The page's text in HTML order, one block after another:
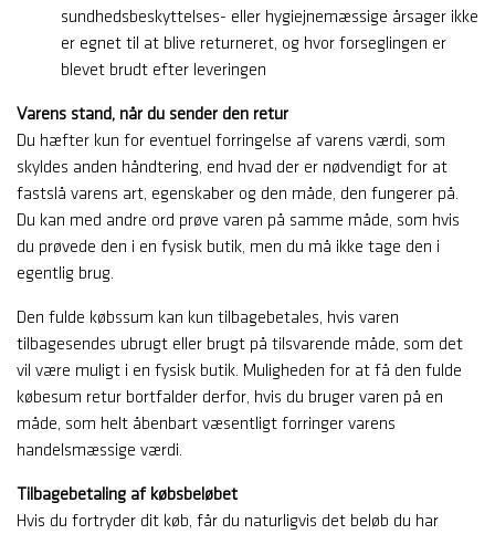
sundhedsbeskyttelses- eller hygiejnemæssige årsager ikke
er egnet til at blive returneret, og hvor forseglingen er
blevet brudt efter leveringen
Varens stand, når du sender den retur
Du hæfter kun for eventuel forringelse af varens værdi, som
skyldes anden håndtering, end hvad der er nødvendigt for at
fastslå varens art, egenskaber og den måde, den fungerer på.
Du kan med andre ord prøve varen på samme måde, som hvis
du prøvede den i en fysisk butik, men du må ikke tage den i
egentlig brug.
Den fulde købssum kan kun tilbagebetales, hvis varen
tilbagesendes ubrugt eller brugt på tilsvarende måde, som det
vil være muligt i en fysisk butik. Muligheden for at få den fulde
købesum retur bortfalder derfor, hvis du bruger varen på en
måde, som helt åbenbart væsentligt forringer varens
handelsmæssige værdi.
Tilbagebetaling af købsbeløbet
Hvis du fortryder dit køb, får du naturligvis det beløb du har